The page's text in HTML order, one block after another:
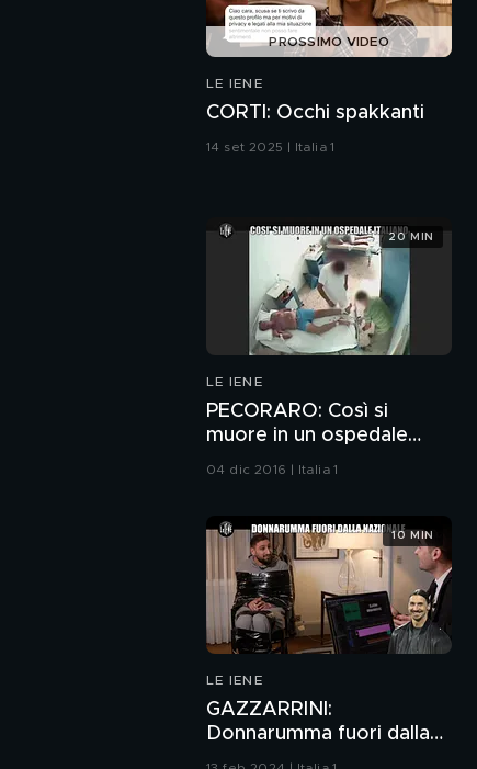
PROSSIMO VIDEO
LE IENE
CORTI: Occhi spakkanti
14 set 2025 | Italia 1
LE IENE
PECORARO: Così si
muore in un ospedale
04 dic 2016 | Italia 1
20 MIN
LE IENE
GAZZARRINI:
Donnarumma fuori dalla
Nazionale
10 MIN